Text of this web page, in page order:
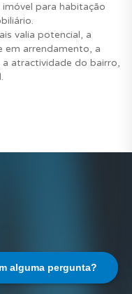
alguma pergunta?
para habitação
valia potencial, a
em arrendamento, a
atractividade do bairro,
em